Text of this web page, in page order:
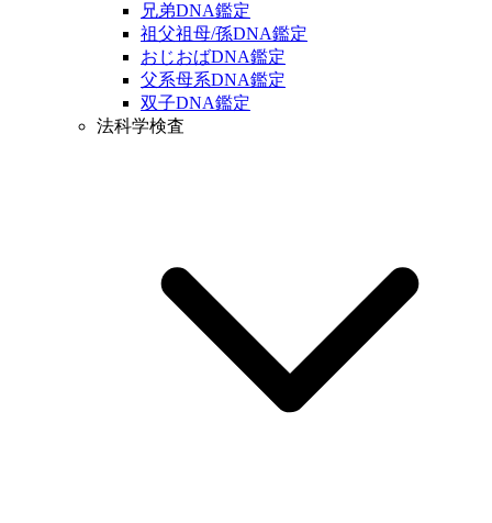
兄弟DNA鑑定
祖父祖母/孫DNA鑑定
おじおばDNA鑑定
父系母系DNA鑑定
双子DNA鑑定
法科学検査